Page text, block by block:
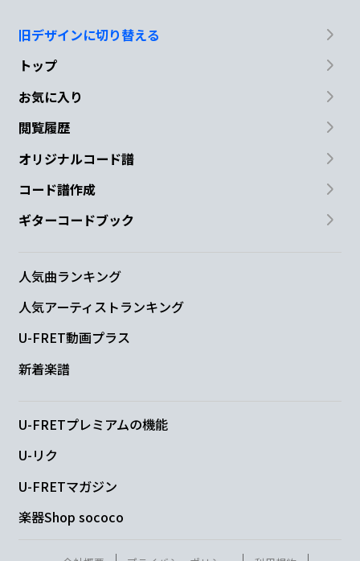
旧デザインに切り替える
トップ
お気に入り
閲覧履歴
オリジナルコード譜
コード譜作成
ギターコードブック
人気曲ランキング
人気アーティストランキング
U-FRET動画プラス
新着楽譜
U-FRETプレミアムの機能
U-リク
U-FRETマガジン
楽器Shop sococo